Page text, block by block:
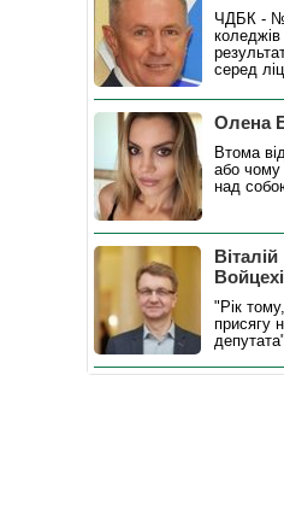
ЧДБК -
коледжів
серед
Олена
Втома
або чому
над
Віталій
"Рік
присягу
депутата"